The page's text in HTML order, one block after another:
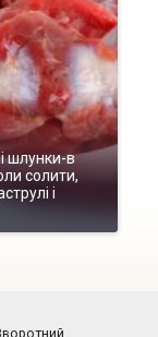
шлунки-в
солити,
і